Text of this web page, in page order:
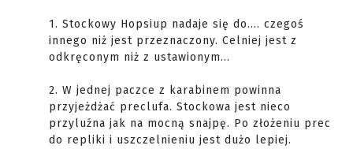
1. Stockowy Hopsiup nadaje się do.... czegoś
innego niż jest przeznaczony. Celniej jest z
odkręconym niż z ustawionym...
2. W jednej paczce z karabinem powinna
przyjeżdżać preclufa. Stockowa jest nieco
przyluźna jak na mocną snajpę. Po złożeniu prec
do repliki i uszczelnieniu jest dużo lepiej.